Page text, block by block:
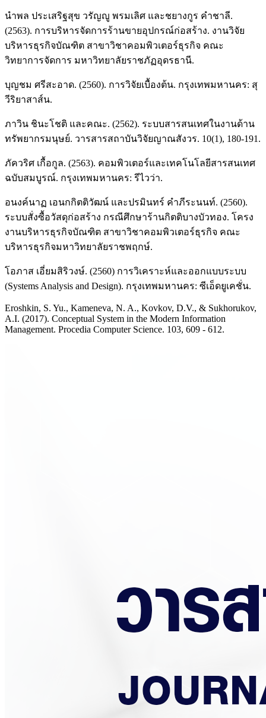
นำพล ประเสริฐสุข วรัญญู พรมเลิศ และชยางกูร คำชาลี.
(2563). การบริหารจัดการร้านขายอุปกรณ์ก่อสร้าง. งานวิจัย
บริหารธุรกิจบัณฑิต สาขาวิชาคอมพิวเตอร์ธุรกิจ คณะ
วิทยาการจัดการ มหาวิทยาลัยราชภัฏอุดรธานี.
บุญชม ศรีสะอาด. (2560). การวิจัยเบื้องต้น. กรุงเทพมหานคร: สุ
วีริยาสาส์น.
ภาวิน ชินะโชติ และคณะ. (2562). ระบบสารสนเทศในงานด้าน
ทรัพยากรมนุษย์. วารสารสถาบันวิจัยญาณสังวร. 10(1), 180-191.
ภัควริศ เกื้อกูล. (2563). คอมพิวเตอร์และเทคโนโลยีสารสนเทศ
ฉบับสมบูรณ์. กรุงเทพมหานคร: รีไวว่า.
อนงค์นาฏ เอนกกิตติวัฒน์ และปรมินทร์ คำภีระนนท์. (2560).
ระบบสั่งซื้อวัสดุก่อสร้าง กรณีศึกษาร้านกิตติบางบัวทอง. โครง
งานบริหารธุรกิจบัณฑิต สาขาวิชาคอมพิวเตอร์ธุรกิจ คณะ
บริหารธุรกิจมหาวิทยาลัยราชพฤกษ์.
โอภาส เอี่ยมสิริวงษ์. (2560) การวิเคราะห์และออกแบบระบบ
(Systems Analysis and Design). กรุงเทพมหานคร: ซีเอ็ดยูเคชั่น.
Eroshkin, S. Yu., Kameneva, N. A., Kovkov, D.V., & Sukhorukov,
A.I. (2017). Conceptual System in the Modern Information
Management. Procedia Computer Science. 103, 609 - 612.